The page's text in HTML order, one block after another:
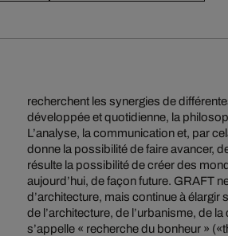
recherchent les synergies de
développée et quotidienne, la
L’analyse, la communication et, par
donne la possibilité de faire avancer,
résulte la possibilité de créer des
aujourd’hui, de façon future. GRAFT
d’architecture, mais continue à élargir
de l’architecture, de l’urbanisme, de
s’appelle « recherche du bonheur »